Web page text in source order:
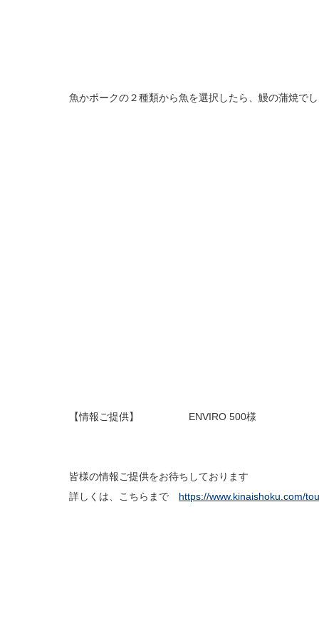
魚かポークの２種類から魚を選択したら、鰻の蒲焼で
【情報ご提供】 ENVIRO 500様
皆様の情報ご提供をお待ちしております
詳しくは、こちらまで https://www.kinaishoku.com/